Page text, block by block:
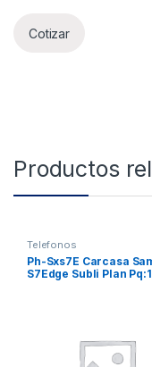
Cotizar
Productos
Telefonos
Ph-Sxs7E Carcasa
S7Edge Subli Plan